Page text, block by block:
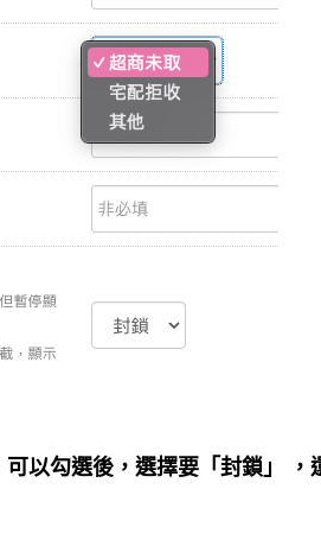
以勾選後，選擇要「封鎖」 ，